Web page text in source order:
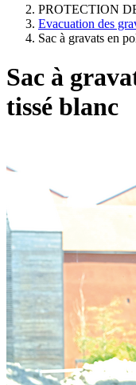
PROTECTION
Evacuation des
Sac à gravats en
Sac à
tissé blanc